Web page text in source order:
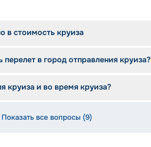
в стоимость круиза
в город отправления круиза?
круиза и во время круиза?
Показать все вопросы (9)